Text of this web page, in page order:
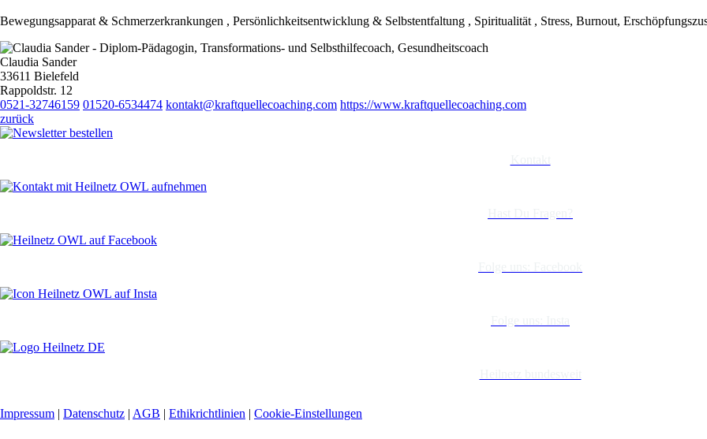
Bewegungsapparat & Schmerzerkrankungen , Persönlichkeitsentwicklung & Selbstentfaltung , Spiritualität , Stress, Burnout,
Claudia Sander
33611 Bielefeld
Rappoldstr. 12
0521-32746159 01520-6534474 kontakt@kraftquellecoaching.com https://www.kraftquellecoaching.com
zurück
Impressum | Datenschutz | AGB | Ethikrichtlinien | Cookie-Einstellungen